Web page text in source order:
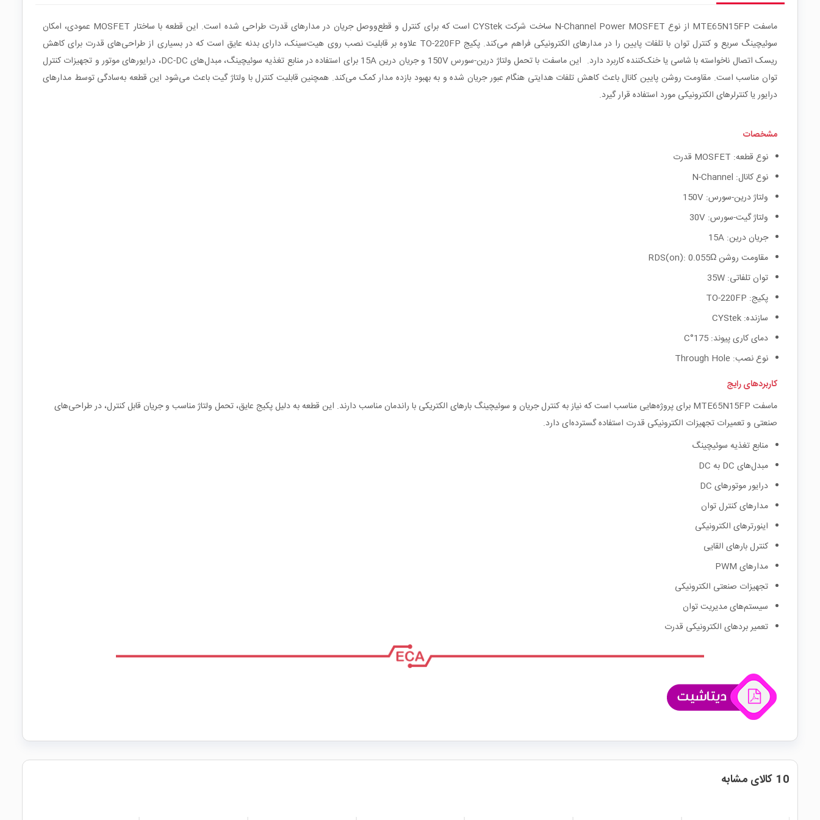
ماسفت MTE65N15FP از نوع N-Channel Power MOSFET ساخت شرکت CYStek است که برای کنترل و قطع‌و‌وصل جریان در مدارهای قدرت طراحی شده است. این قطعه با ساختار MOSFET عمودی، امکان
سوئیچینگ سریع و کنترل توان با تلفات پایین را در مدارهای الکترونیکی فراهم می‌کند. پکیج TO-220FP علاوه بر قابلیت نصب روی هیت‌سینک، دارای بدنه عایق است که در بسیاری از طراحی‌های قدرت برای کاهش
ریسک اتصال ناخواسته با شاسی یا خنک‌کننده کاربرد دارد.
این ماسفت با تحمل ولتاژ درین-سورس 150V و جریان درین 15A برای استفاده در منابع تغذیه سوئیچینگ، مبدل‌های DC-DC، درایورهای موتور و تجهیزات کنترل
توان مناسب است. مقاومت روشن پایین کانال باعث کاهش تلفات هدایتی هنگام عبور جریان شده و به بهبود بازده مدار کمک می‌کند. همچنین قابلیت کنترل با ولتاژ گیت باعث می‌شود این قطعه به‌سادگی توسط مدارهای
درایور یا کنترلرهای الکترونیکی مورد استفاده قرار گیرد.
مشخصات
نوع قطعه: MOSFET قدرت
نوع کانال: N-Channel
ولتاژ درین-سورس: 150V
ولتاژ گیت-سورس: 30V
جریان درین: 15A
مقاومت روشن RDS(on): 0.055Ω
توان تلفاتی: 35W
پکیج: TO-220FP
سازنده: CYStek
دمای کاری پیوند: 175°C
نوع نصب: Through Hole
کاربردهای رایج
ماسفت MTE65N15FP برای پروژه‌هایی مناسب است که نیاز به کنترل جریان و سوئیچینگ بارهای الکتریکی با راندمان مناسب دارند. این قطعه به دلیل پکیج عایق، تحمل ولتاژ مناسب و جریان قابل کنترل، در طراحی‌های
صنعتی و تعمیرات تجهیزات الکترونیکی قدرت استفاده گسترده‌ای دارد.
منابع تغذیه سوئیچینگ
مبدل‌های DC به DC
درایور موتورهای DC
مدارهای کنترل توان
اینورترهای الکترونیکی
کنترل بارهای القایی
مدارهای PWM
تجهیزات صنعتی الکترونیکی
سیستم‌های مدیریت توان
تعمیر بردهای الکترونیکی قدرت
10 کالای مشابه